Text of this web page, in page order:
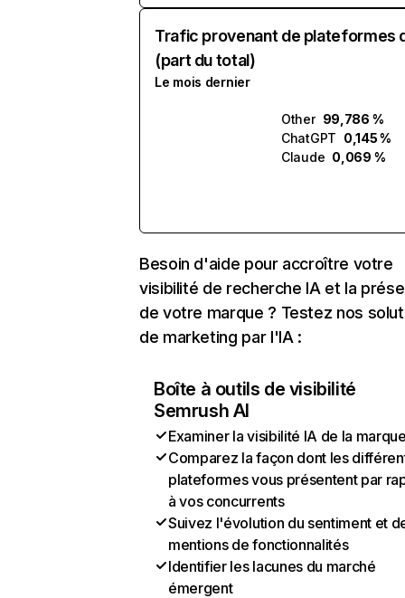
Trafic provenant de plateformes
(part du total)
Le mois dernier
Other 99,786 %
ChatGPT 0,145 %
Claude 0,069 %
Besoin d'aide pour accroître votre
visibilité de recherche IA et la
de votre marque ? Testez nos
de marketing par l'IA :
Boîte à outils de visibilité
Semrush AI
Examiner la visibilité IA de la
Comparez la façon dont les
plateformes vous présentent par
à vos concurrents
Suivez l'évolution du sentiment et
mentions de fonctionnalités
Identifier les lacunes du marché
émergent